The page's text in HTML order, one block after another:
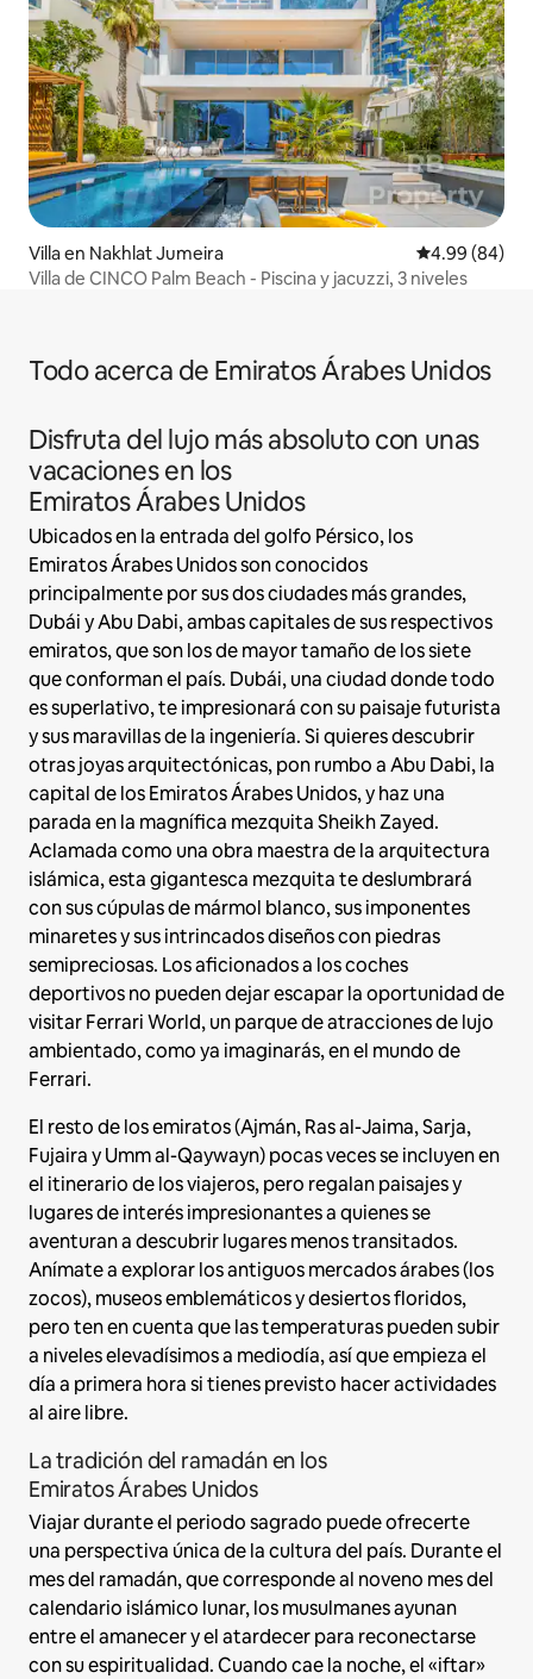
Villa en Nakhlat Jumeira Calificación
4.99 (84)
Villa de CINCO Palm Beach - Piscina y jacuzzi, 3 niveles
Todo acerca de Emiratos Árabes Unidos
Disfruta del lujo más absoluto con unas
vacaciones en los
Emiratos Árabes Unidos
Ubicados en la entrada del golfo Pérsico, los
Emiratos Árabes Unidos son conocidos
principalmente por sus dos ciudades más grandes,
Dubái y Abu Dabi, ambas capitales de sus respectivos
emiratos, que son los de mayor tamaño de los siete
que conforman el país. Dubái, una ciudad donde todo
es superlativo, te impresionará con su paisaje futurista
y sus maravillas de la ingeniería. Si quieres descubrir
otras joyas arquitectónicas, pon rumbo a Abu Dabi, la
capital de los Emiratos Árabes Unidos, y haz una
parada en la magnífica mezquita Sheikh Zayed.
Aclamada como una obra maestra de la arquitectura
islámica, esta gigantesca mezquita te deslumbrará
con sus cúpulas de mármol blanco, sus imponentes
minaretes y sus intrincados diseños con piedras
semipreciosas. Los aficionados a los coches
deportivos no pueden dejar escapar la oportunidad de
visitar Ferrari World, un parque de atracciones de lujo
ambientado, como ya imaginarás, en el mundo de
Ferrari.
El resto de los emiratos (Ajmán, Ras al-Jaima, Sarja,
Fujaira y Umm al-Qaywayn) pocas veces se incluyen en
el itinerario de los viajeros, pero regalan paisajes y
lugares de interés impresionantes a quienes se
aventuran a descubrir lugares menos transitados.
Anímate a explorar los antiguos mercados árabes (los
zocos), museos emblemáticos y desiertos floridos,
pero ten en cuenta que las temperaturas pueden subir
a niveles elevadísimos a mediodía, así que empieza el
día a primera hora si tienes previsto hacer actividades
al aire libre.
La tradición del ramadán en los
Emiratos Árabes Unidos
Viajar durante el periodo sagrado puede ofrecerte
una perspectiva única de la cultura del país. Durante el
mes del ramadán, que corresponde al noveno mes del
calendario islámico lunar, los musulmanes ayunan
entre el amanecer y el atardecer para reconectarse
con su espiritualidad. Cuando cae la noche, el «iftar»